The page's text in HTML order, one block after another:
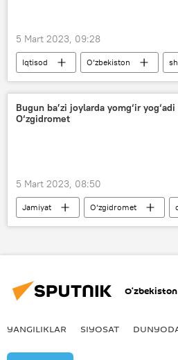
5 Mart 2023, 09:28
Iqtisod O‘zbekiston
eksport
Bugun ba’zi joylarda yomg‘ir yog‘adi
O‘zgidromet
5 Mart 2023, 08:50
Jamiyat O‘zgidromet
O‘zbekiston
YANGILIKLAR SIYOSAT